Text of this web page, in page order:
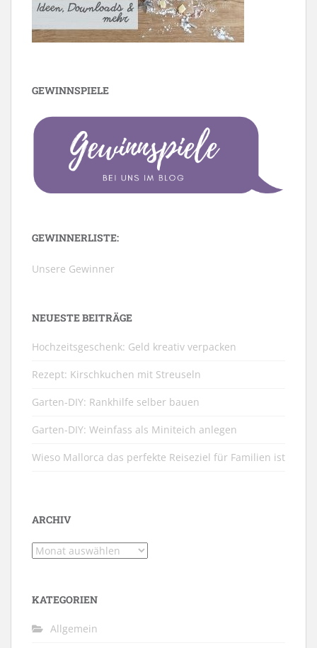
GEWINNSPIELE
GEWINNERLISTE:
Unsere Gewinner
NEUESTE BEITRÄGE
Hochzeitsgeschenk: Geld kreativ verpacken
Rezept: Kirschkuchen mit Streuseln
Garten-DIY: Rankhilfe selber bauen
Garten-DIY: Weinfass als Miniteich anlegen
Wieso Mallorca das perfekte Reiseziel für Familien ist
ARCHIV
Archiv
KATEGORIEN
Allgemein